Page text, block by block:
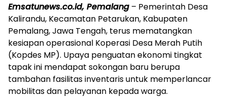
Emsatunews.co.id, Pemalang – Pemerintah Desa
Kalirandu, Kecamatan Petarukan, Kabupaten
Pemalang, Jawa Tengah, terus mematangkan
kesiapan operasional Koperasi Desa Merah Putih
(Kopdes MP). Upaya penguatan ekonomi tingkat
tapak ini mendapat sokongan baru berupa
tambahan fasilitas inventaris untuk memperlancar
mobilitas dan pelayanan kepada warga.